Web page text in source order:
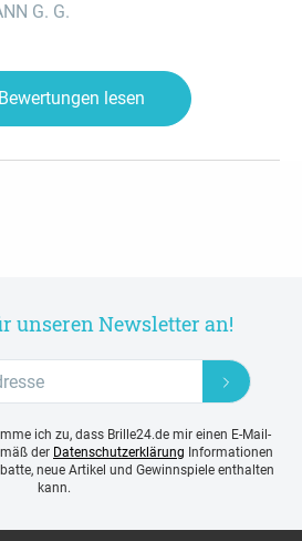
G. G.
lesen
unseren Newsletter an!
ich zu, dass Brille24.de mir einen E-Mail-
der Datenschutzerklärung Informationen
neue Artikel und Gewinnspiele enthalten
kann.